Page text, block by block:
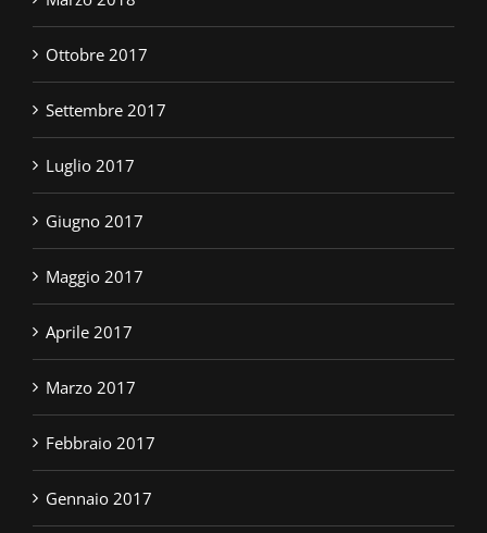
Ottobre 2017
Settembre 2017
Luglio 2017
Giugno 2017
Maggio 2017
Aprile 2017
Marzo 2017
Febbraio 2017
Gennaio 2017